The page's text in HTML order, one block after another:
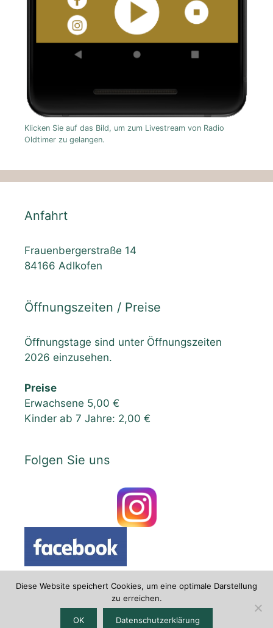
Klicken Sie auf das Bild, um zum Livestream von Radio
Oldtimer zu gelangen.
Anfahrt
Frauenbergerstraße 14
84166 Adlkofen
Öffnungszeiten / Preise
Öffnungstage sind unter Öffnungszeiten
2026 einzusehen.
Preise
Erwachsene 5,00 €
Kinder ab 7 Jahre: 2,00 €
Folgen Sie uns
Diese Website speichert Cookies, um eine optimale Darstellung
zu erreichen.
OK Datenschutzerklärung